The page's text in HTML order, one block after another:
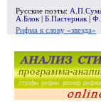
Русские поэты:
А.Блок
Б.Пастернак
Рифма к слову «звезда»